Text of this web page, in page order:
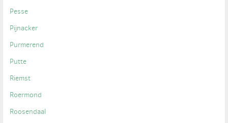
Pesse
Pijnacker
Purmerend
Putte
Riemst
Roermond
Roosendaal